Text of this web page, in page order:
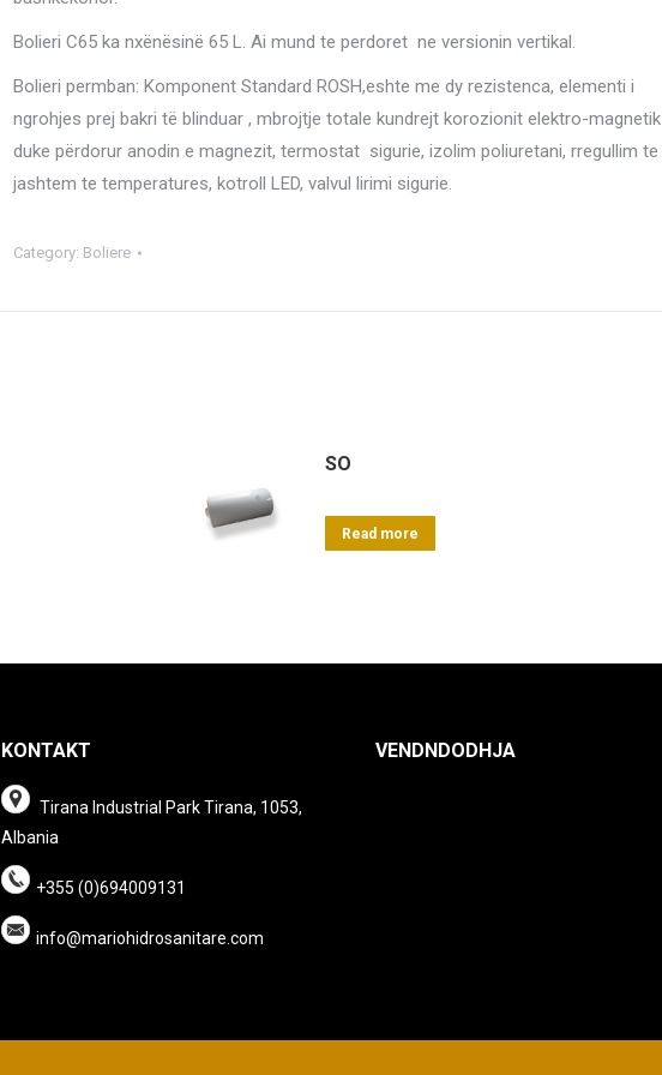
Bolieri C65 ka nxënësinë 65 L. Ai mund te perdoret ne versionin vertikal.
Bolieri permban: Komponent Standard ROSH,eshte me dy rezistenca, elementi i
ngrohjes prej bakri të blinduar , mbrojtje totale kundrejt korozionit elektro-magnetik
duke përdorur anodin e magnezit, termostat sigurie, izolim poliuretani, rregullim te
jashtem te temperatures, kotroll LED, valvul lirimi sigurie.
Category: Boliere
SO
Read more
KONTAKT
Tirana Industrial Park Tirana, 1053,
Albania
+355 (0)694009131
info@mariohidrosanitare.com
VENDNDODHJA